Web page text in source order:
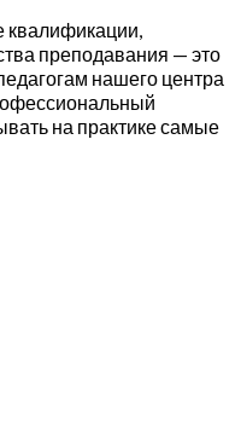
преподавания — это
нашего центра
на практике самые